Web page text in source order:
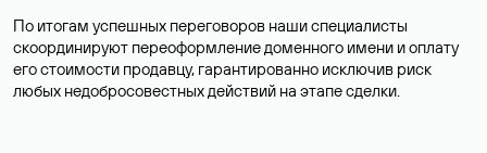
По итогам успешных переговоров наши специалисты
скоординируют переоформление доменного имени и оплату
его стоимости продавцу, гарантированно исключив риск
любых недобросовестных действий на этапе сделки.